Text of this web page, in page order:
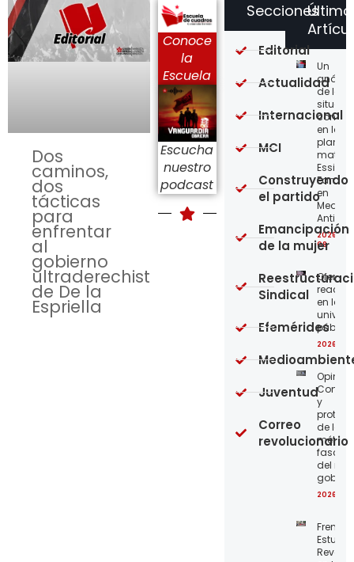
Dos
caminos,
dos
tácticas
para
enfrentar
al
gobierno
ultraderechista
de De la
Espriella
Conoce
la
Escuela
Escucha
nuestro
podcast
Un
de la
en la
planta
matriz
Essity-
Familia
en
2026-
08
en las
2026-
y
de los
del
2026-
Frente
Secciones
Editorial
Actualidad
Internacional
MCI
Construyendo
el partido
Emancipación
de la mujer
Sindical
Efemérides
Juventud
Correo
revolucionario